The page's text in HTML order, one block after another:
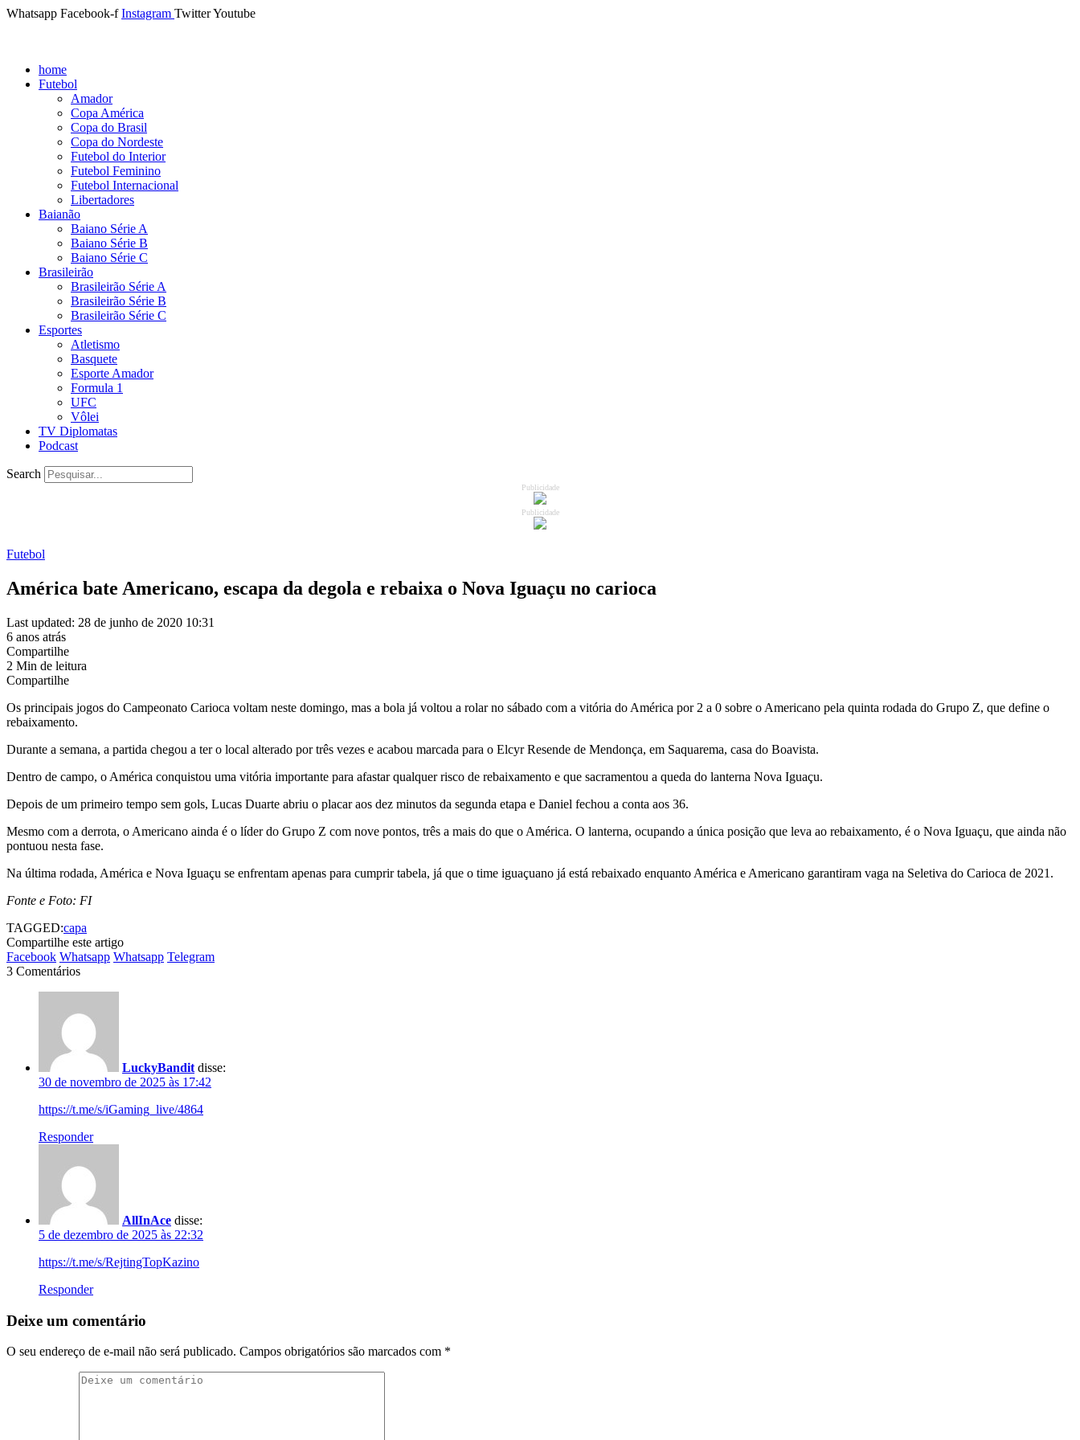
Whatsapp Facebook-f Instagram TwitterYoutube
home
Futebol
Amador
Copa América
Copa do Brasil
Copa do Nordeste
Futebol do Interior
Futebol Feminino
Futebol Internacional
Libertadores
Baianão
Baiano Série A
Baiano Série B
Baiano Série C
Brasileirão
Brasileirão Série A
Brasileirão Série B
Brasileirão Série C
Esportes
Atletismo
Basquete
Esporte Amador
Formula 1
UFC
Vôlei
TV Diplomatas
Podcast
Search
Publicidade
Publicidade
Futebol
América bate Americano, escapa da degola e rebaixa o Nova Iguaçu no carioca
Last updated: 28 de junho de 2020 10:31
6 anos atrás
Compartilhe
2 Min de leitura
Compartilhe
Os principais jogos do Campeonato Carioca voltam neste domingo, mas a bola já voltou a rolar no sábado com a vitória do América por 2 a 0 sobre o Americano pela quinta rodada do Grupo Z, que define o
rebaixamento.
Durante a semana, a partida chegou a ter o local alterado por três vezes e acabou marcada para o Elcyr Resende de Mendonça, em Saquarema, casa do Boavista.
Dentro de campo, o América conquistou uma vitória importante para afastar qualquer risco de rebaixamento e que sacramentou a queda do lanterna Nova Iguaçu.
Depois de um primeiro tempo sem gols, Lucas Duarte abriu o placar aos dez minutos da segunda etapa e Daniel fechou a conta aos 36.
Mesmo com a derrota, o Americano ainda é o líder do Grupo Z com nove pontos, três a mais do que o América. O lanterna, ocupando a única posição que leva ao rebaixamento, é o Nova Iguaçu, que ainda não
pontuou nesta fase.
Na última rodada, América e Nova Iguaçu se enfrentam apenas para cumprir tabela, já que o time iguaçuano já está rebaixado enquanto América e Americano garantiram vaga na Seletiva do Carioca de 2021.
Fonte e Foto: FI
TAGGED:capa
Compartilhe este artigo
Facebook Whatsapp Whatsapp Telegram
3 Comentários
LuckyBandit disse:
30 de novembro de 2025 às 17:42
https://t.me/s/iGaming_live/4864
Responder
AllInAce disse:
5 de dezembro de 2025 às 22:32
https://t.me/s/RejtingTopKazino
Responder
Deixe um comentário
O seu endereço de e-mail não será publicado. Campos obrigatórios são marcados com *